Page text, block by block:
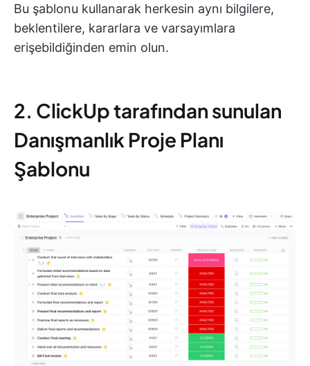
Bu şablonu kullanarak herkesin aynı bilgilere,
beklentilere, kararlara ve varsayımlara
erişebildiğinden emin olun.
2. ClickUp tarafından sunulan
Danışmanlık Proje Planı
Şablonu